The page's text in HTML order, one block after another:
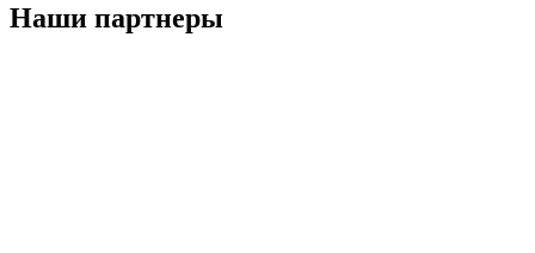
Наши партнеры